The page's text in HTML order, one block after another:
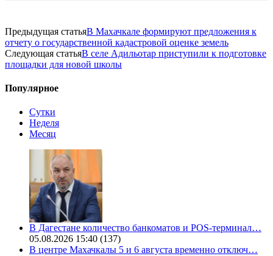
Предыдущая статьяВ Махачкале формируют предложения к
отчету о государственной кадастровой оценке земель
Следующая статьяВ селе Адильотар приступили к подготовке
площадки для новой школы
Популярное
Сутки
Неделя
Месяц
В Дагестане количество банкоматов и POS-терминал…
05.08.2026 15:40 (137)
В центре Махачкалы 5 и 6 августа временно отключ…